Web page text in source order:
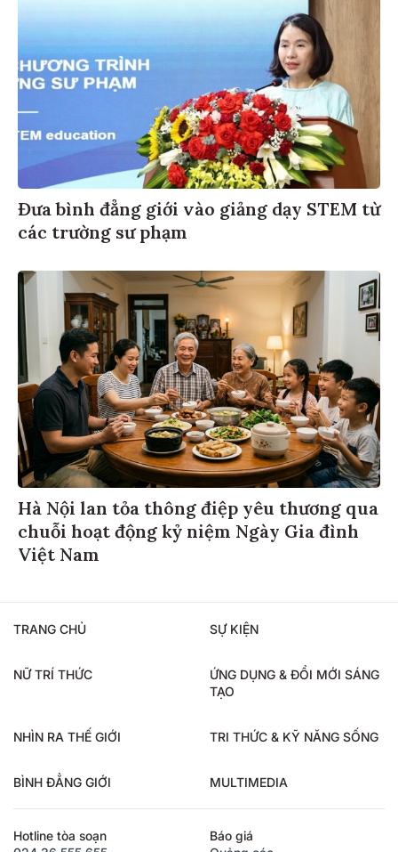
Đưa bình đẳng giới vào giảng dạy STEM từ
các trường sư phạm
Hà Nội lan tỏa thông điệp yêu thương qua
chuỗi hoạt động kỷ niệm Ngày Gia đình
Việt Nam
TRANG CHỦ SỰ KIỆN
NỮ TRÍ THỨC
ỨNG DỤNG & ĐỔI MỚI SÁNG
TẠO
NHÌN RA THẾ GIỚI TRI THỨC & KỸ NĂNG SỐNG
BÌNH ĐẲNG GIỚI MULTIMEDIA
Hotline tòa soạn
Báo giá